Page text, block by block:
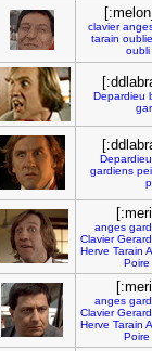
clavier
tarain oublie
oubli
Depardieu
Depardieu
gardiens
anges
Clavier Gerard
Herve Tarain
Poire
anges
Clavier Gerard
Herve Tarain
Poire